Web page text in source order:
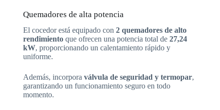
Quemadores de alta potencia
El cocedor está equipado con 2 quemadores de alto
rendimientoque ofrecen una potencia total de 27,24
kW, proporcionando un calentamiento rápido y
uniforme.
Además, incorpora válvula de seguridad y termopar,
garantizando un funcionamiento seguro en todo
momento.